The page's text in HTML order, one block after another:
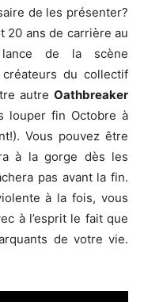
de les présenter?
20 ans de carrière au
de la scène
du collectif
autre Oathbreaker
louper fin Octobre à
Vous pouvez être
à la gorge dès les
pas avant la fin.
à la fois, vous
à l’esprit le fait que
de votre vie.